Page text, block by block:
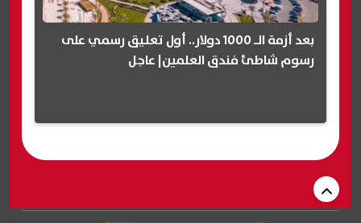
بعد أزمة الـ 1000 دولار.. أول تعليق رسمي على
رسوم شاطئ فندق العلمين| عاجل